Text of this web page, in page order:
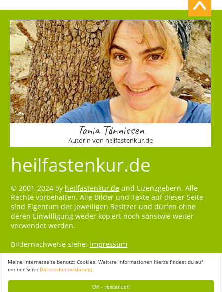
OK - verstanden
Meine Internetseite benutzt Cookies. Weitere Informationen hierzu findest du auf
meiner Seite Datenschutzerklärung
Tonia Tünnissen
Autorin von heilfastenkur.de
heilfastenkur.de
© 2001-2024 by heilfastenkur.de und Lizenzgebern. Alle
Rechte vorbehalten. Alle Bilder und Texte auf dieser Seite
sind Eigentum der jeweiligen Besitzer und dürfen ohne
deren Einwilligung weder kopiert noch sonstwie weiter
verwendet werden.
Bildernachweise siehe: Impressum